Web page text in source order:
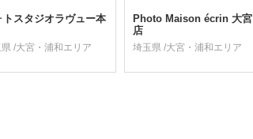
トスタジオラヴュー本
/大宮・浦和エリア
Photo Maison écrin 大宮
店
埼玉県 /大宮・浦和エリア